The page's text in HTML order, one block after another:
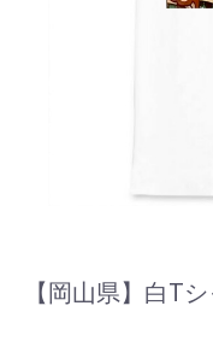
【岡山県】白T